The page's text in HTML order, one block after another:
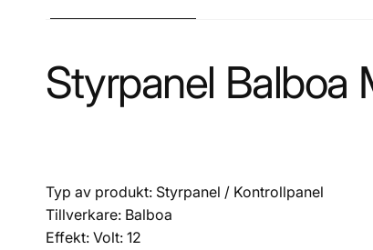
Styrpanel Balboa
Typ av produkt: Styrpanel / Kontrollpanel
Tillverkare: Balboa
Effekt: Volt: 12